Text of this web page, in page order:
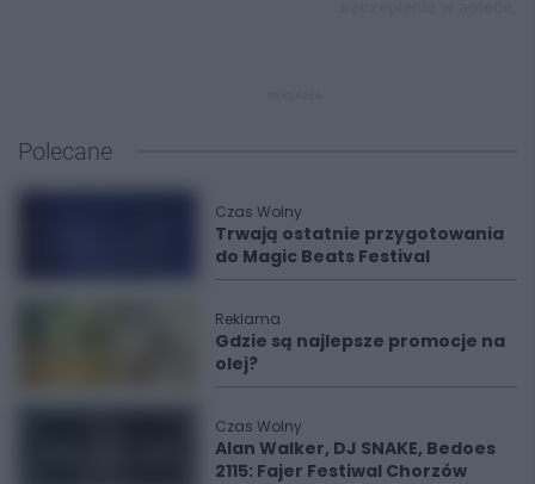
Polecane
Czas Wolny
Trwają ostatnie przygotowania
do Magic Beats Festival
Reklama
Gdzie są najlepsze promocje na
olej?
Czas Wolny
Alan Walker, DJ SNAKE, Bedoes
2115: Fajer Festiwal Chorzów